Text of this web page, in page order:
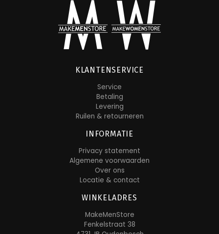
KLANTENSERVICE
Service
Betaling
Levering
Ruilen & retourneren
INFORMATIE
Privacy statement
Algemene voorwaarden
Over ons
Locatie & contact
WINKELADRES
MakeMenStore
Fenkelstraat 38